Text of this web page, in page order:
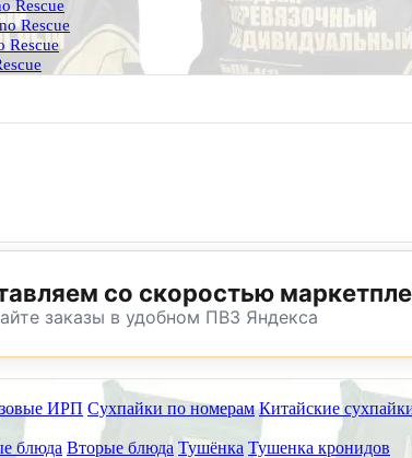
Rescue
Rescue
Rescue
ИРП Сухпайки по номерам Китайские
блюда Вторые блюда Тушёнка Тушенка кронидов
со скоростью
заказы в удобном ПВЗ Яндекса
причинам магазин не будет
дату и время посещения магазина.